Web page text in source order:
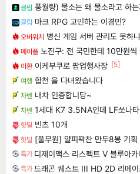
클립 풍월량) 물소는 왜 물소라고 하는
클립 마크 RPG 고민하는 이경민?
오버워치 병신 게임 서버 관리도 못하
메이플 노진구: 전 국민한테 10만원
이환 이케부쿠로 팝업행사장 [5]
여행 합천 을 다녀왔습니다
차벤 내차 인증합니당~
차벤 1세대 K7 3.5NA인데 LF쏘나타 2.0NA
핫딜 빈츠 10개
핫딜 [풀무원] 얄피꽉찬 만두8봉 기
특가
특가